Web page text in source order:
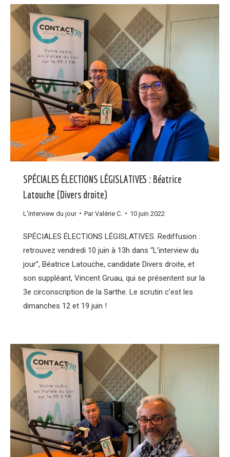
SPÉCIALES ÉLECTIONS LÉGISLATIVES : Béatrice
Latouche (Divers droite)
L'interview du jour ParValérie C. 10 juin 2022
SPÉCIALES ÉLECTIONS LÉGISLATIVES. Rediffusion :
retrouvez vendredi 10 juin à 13h dans “L’interview du
jour”, Béatrice Latouche, candidate Divers droite, et
son suppléant, Vincent Gruau, qui se présentent sur la
3e circonscription de la Sarthe. Le scrutin c’est les
dimanches 12 et 19 juin !